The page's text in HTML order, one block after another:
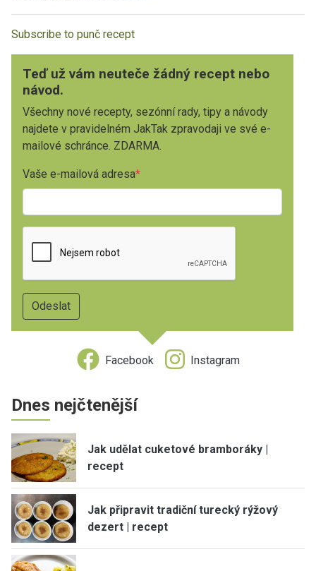
Subscribe to punč recept
Teď už vám neuteče žádný recept nebo
návod.
Všechny nové recepty, sezónní rady, tipy a návody
najdete v pravidelném JakTak zpravodaji ve své e-
mailové schránce. ZDARMA.
Vaše e-mailová adresa
Facebook Instagram
Dnes nejčtenější
Jak udělat cuketové bramboráky |
recept
Jak připravit tradiční turecký rýžový
dezert | recept